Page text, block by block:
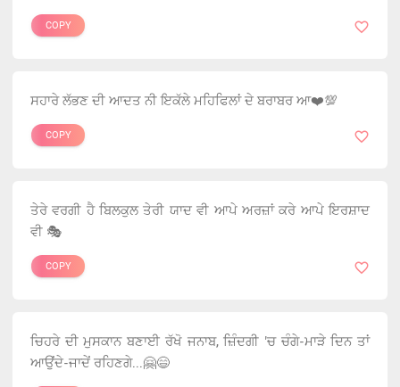
COPY
ਸਹਾਰੇ ਲੱਭਣ ਦੀ ਆਦਤ ਨੀ ਇਕੱਲੇ ਮਹਿਫਿਲਾਂ ਦੇ ਬਰਾਬਰ ਆ❤️💯
COPY
ਤੇਰੇ ਵਰਗੀ ਹੈ ਬਿਲਕੁਲ ਤੇਰੀ ਯਾਦ ਵੀ ਆਪੇ ਅਰਜ਼ਾਂ ਕਰੇ ਆਪੇ ਇਰਸ਼ਾਦ
ਵੀ 🎭
COPY
ਚਿਹਰੇ ਦੀ ਮੁਸਕਾਨ ਬਣਾਈ ਰੱਖੋ ਜਨਾਬ, ਜ਼ਿੰਦਗੀ 'ਚ ਚੰਗੇ-ਮਾੜੇ ਦਿਨ ਤਾਂ
ਆਉਂਦੇ-ਜਾਦੇਂ ਰਹਿਣਗੇ...🤗😄